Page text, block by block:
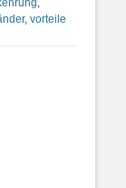
, vorteile